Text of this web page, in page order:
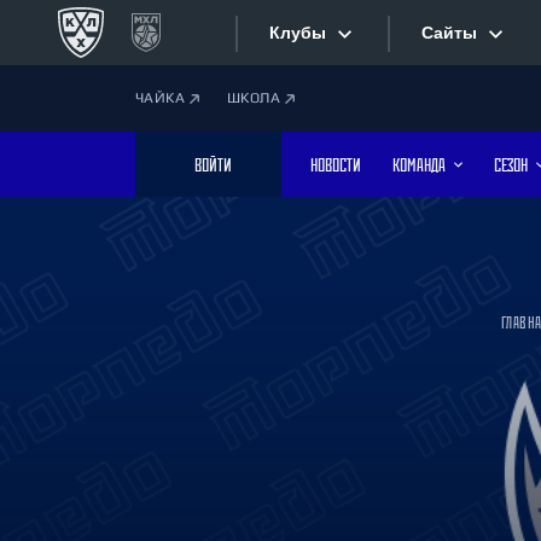
Клубы
Дивизион Боброва
Лада
Сайты
Фотобанк
ЧАЙКА ШКОЛА
ВОЙТИ НОВОСТИ КОМАНДА СЕЗОН